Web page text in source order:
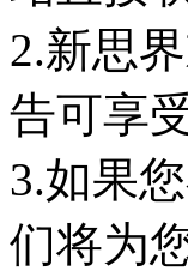
2.新思
告可享
3.如果
们将为